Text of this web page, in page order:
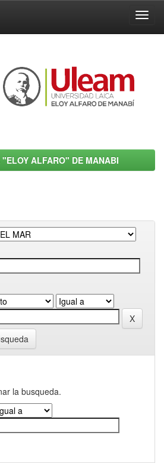
ALFARO" DE MANABI
la busqueda.